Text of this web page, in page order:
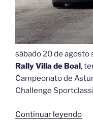
sábado 20 de agosto
Rally Villa de Boal,
Campeonato de
Challenge
Continuar leyendo